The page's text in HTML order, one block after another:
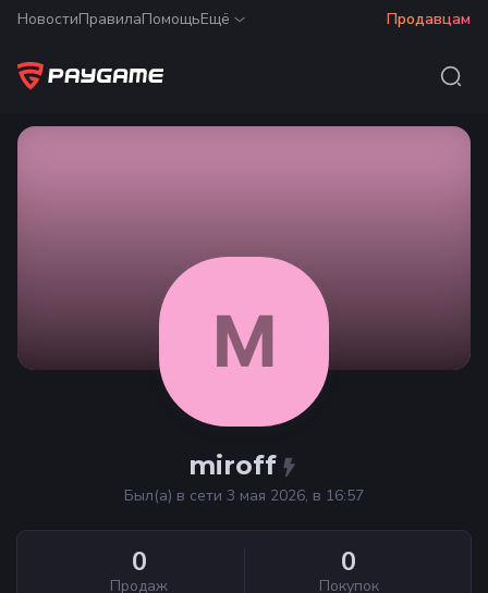
НовостиПравилаПомощьЕщё Продавцам
M
miroff
Был(а) в сети 3 мая 2026, в 16:57
0
Продаж
0
Покупок